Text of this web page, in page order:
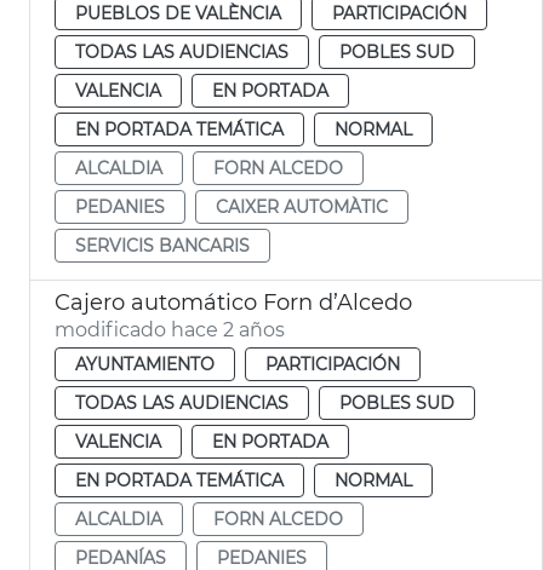
PUEBLOS DE VALÈNCIA
PARTICIPACIÓN
TODAS LAS AUDIENCIAS
POBLES SUD
VALENCIA
EN PORTADA
EN PORTADA TEMÁTICA
NORMAL
ALCALDIA
FORN ALCEDO
PEDANIES
CAIXER AUTOMÀTIC
SERVICIS BANCARIS
Cajero automático Forn d’Alcedo
modificado hace 2 años
AYUNTAMIENTO
PARTICIPACIÓN
TODAS LAS AUDIENCIAS
POBLES SUD
VALENCIA
EN PORTADA
EN PORTADA TEMÁTICA
NORMAL
ALCALDIA
FORN ALCEDO
PEDANÍAS
PEDANIES